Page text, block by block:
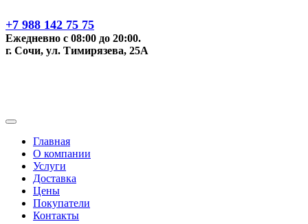
+7 988 142 75 75
Ежедневно с 08:00 до 20:00.
г. Сочи, ул. Тимирязева, 25А
Главная
О компании
Услуги
Доставка
Цены
Покупатели
Контакты